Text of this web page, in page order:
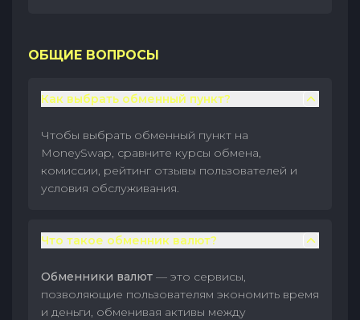
ОБЩИЕ ВОПРОСЫ
Как выбрать обменный пункт?
Чтобы выбрать обменный пункт на
MoneySwap, сравните курсы обмена,
комиссии, рейтинг отзывы пользователей и
условия обслуживания.
Что такое обменник валют?
Обменники валют — это сервисы,
позволяющие пользователям экономить время
и деньги, обменивая активы между